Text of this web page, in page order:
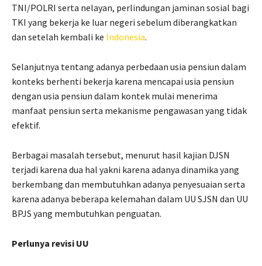
TNI/POLRI serta nelayan, perlindungan jaminan sosial bagi
TKI yang bekerja ke luar negeri sebelum diberangkatkan
dan setelah kembali ke Indonesia.
Selanjutnya tentang adanya perbedaan usia pensiun dalam
konteks berhenti bekerja karena mencapai usia pensiun
dengan usia pensiun dalam kontek mulai menerima
manfaat pensiun serta mekanisme pengawasan yang tidak
efektif.
Berbagai masalah tersebut, menurut hasil kajian DJSN
terjadi karena dua hal yakni karena adanya dinamika yang
berkembang dan membutuhkan adanya penyesuaian serta
karena adanya beberapa kelemahan dalam UU SJSN dan UU
BPJS yang membutuhkan penguatan.
Perlunya revisi UU